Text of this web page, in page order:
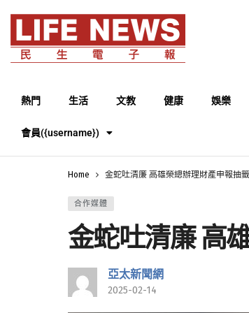
熱門 生活 文教 健康 娛樂
會員({username})
Home 金蛇吐清廉 高雄榮總辦理財產申報抽籤
合作媒體
金蛇吐清廉 高
亞太新聞網
2025-02-14